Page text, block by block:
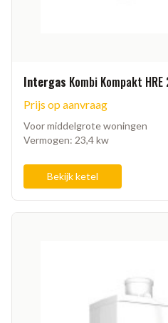
Intergas Kombi Kompakt
Prijs op aanvraag
Voor middelgrote woningen
Vermogen: 23,4 kw
Bekijk ketel